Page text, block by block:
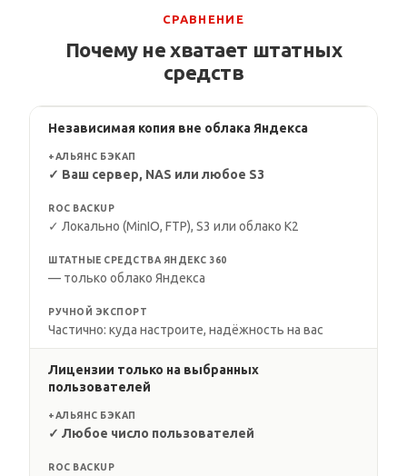
СРАВНЕНИЕ
Почему не хватает штатных
средств
Независимая копия вне облака Яндекса
+АЛЬЯНС БЭКАП
✓ Ваш сервер, NAS или любое S3
ROC BACKUP
✓ Локально (MinIO, FTP), S3 или облако K2
ШТАТНЫЕ СРЕДСТВА ЯНДЕКС 360
— только облако Яндекса
РУЧНОЙ ЭКСПОРТ
Частично: куда настроите, надёжность на вас
Лицензии только на выбранных
пользователей
+АЛЬЯНС БЭКАП
✓ Любое число пользователей
ROC BACKUP